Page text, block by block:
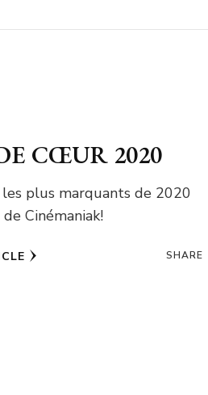
CŒUR 2020
plus marquants de 2020
Cinémaniak!
SHARE